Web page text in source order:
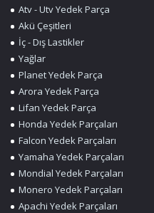
Atv - Utv Yedek Parça
Akü Çeşitleri
İç - Dış Lastikler
Yağlar
Planet Yedek Parça
Arora Yedek Parça
Lifan Yedek Parça
Honda Yedek Parçaları
Falcon Yedek Parçaları
Yamaha Yedek Parçaları
Mondial Yedek Parçaları
Monero Yedek Parçaları
Apachi Yedek Parçaları